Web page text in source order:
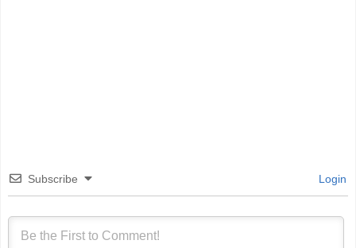
Subscribe Login